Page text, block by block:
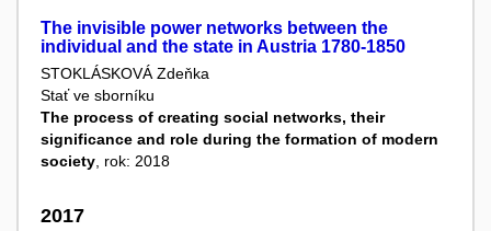
The invisible power networks between the
individual and the state in Austria 1780-1850
STOKLÁSKOVÁ Zdeňka
Stať ve sborníku
The process of creating social networks, their
significance and role during the formation of modern
society, rok: 2018
2017